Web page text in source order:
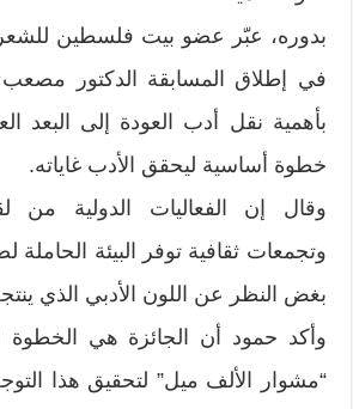
بدوره، عبّر عضو بيت فلسطين
في إطلاق المسابقة الدكتور
بأهمية نقل أدب العودة إلى البعد
خطوة أساسية ليحقق الأدب غاياته.
وقال إن الفعاليات الدولية من
وتجمعات ثقافية توفر البيئة الحاملة
بغض النظر عن اللون الأدبي الذي
وأكد حمود أن الجائزة هي الخطوة
“مشوار الألف ميل” لتحقيق هذا